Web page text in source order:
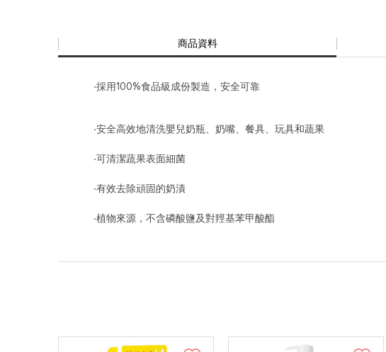
商品資料
‧採用100%食品級成份製造，安全可靠
‧安全高效地清洗嬰兒奶瓶、奶嘴、餐具、玩具和蔬果
‧可清潔蔬果表面細菌
‧有效去除頑固的奶漬
‧植物來源，不含磷酸鹽及對羥基苯甲酸酯